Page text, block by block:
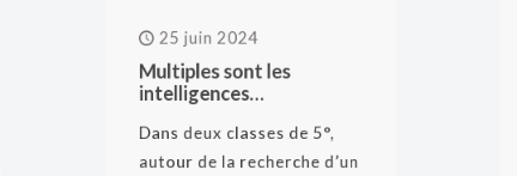
25 juin 2024
Multiples sont les
intelligences…
Dans deux classes de 5°,